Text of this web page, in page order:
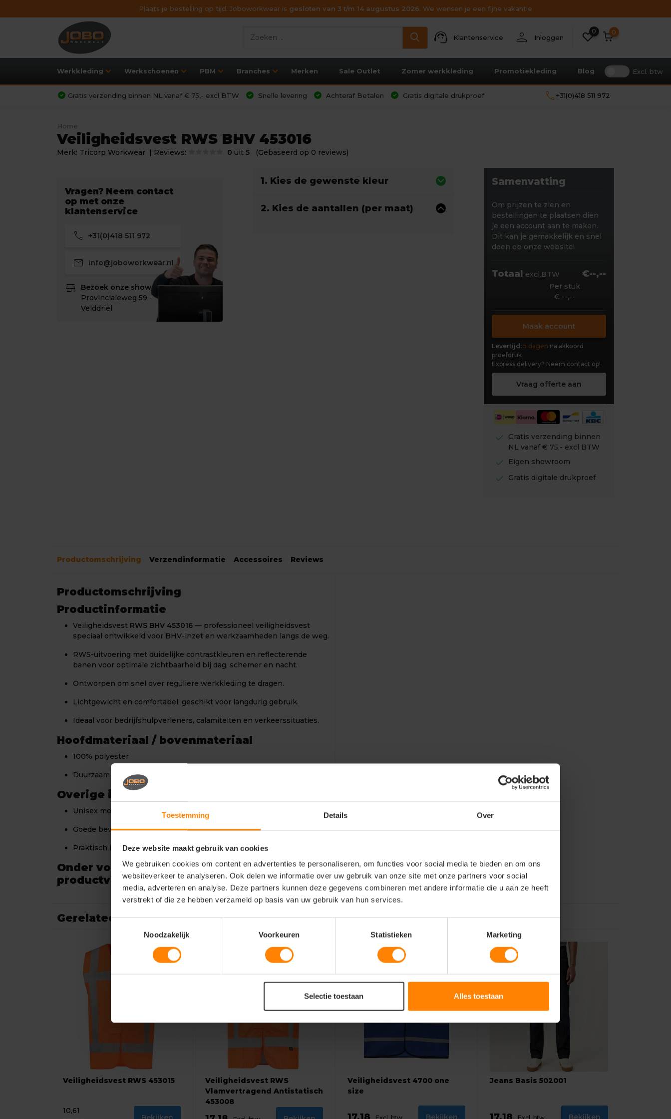
Toestemming Details Over
Deze website maakt gebruik van cookies
We gebruiken cookies om content en advertenties te personaliseren, om functies voor social media te bieden en om ons
websiteverkeer te analyseren. Ook delen we informatie over uw gebruik van onze site met onze partners voor social
media, adverteren en analyse. Deze partners kunnen deze gegevens combineren met andere informatie die u aan ze heeft
verstrekt of die ze hebben verzameld op basis van uw gebruik van hun services.
Toestemmingsselectie
Noodzakelijk
Voorkeuren Statistieken Marketing
Selectie toestaan Alles toestaan
Plaats je bestelling op tijd. Joboworkwear is gesloten van 3 t/m 14 augustus 2026. We wensen je een fijne vakantie
support_agent Klantenservice person Inloggen
0 0
Werkkleding Werkschoenen PBM Branches Merken Sale Outlet Zomer werkkleding Promotiekleding Blog Excl. btw
Gratis verzending binnen NL vanaf € 75,- excl BTW Snelle levering Achteraf Betalen Gratis digitale drukproef call +31(0)418 511 972
Home
Veiligheidsvest RWS BHV 453016
Merk: Tricorp Workwear | Reviews: 0 uit 5 (Gebaseerd op 0 reviews)
Vragen? Neem contact
op met onze
klantenservice
call +31(0)418 511 972
mail info@joboworkwear.nl
store
Bezoek onze showroom:
Provincialeweg 59 -
Velddriel
1. Kies de gewenste kleur
2. Kies de aantallen (per maat)
Samenvatting
Om prijzen te zien en
bestellingen te plaatsen dien
je een account aan te maken.
Dit kan je gemakkelijk en snel
doen op onze website!
Totaal excl.BTW €--,--
Per stuk
€ --,--
Maak account
Levertijd: 5 dagen na akkoord
proefdruk
Express delivery? Neem contact op!
Vraag offerte aan
check
Gratis verzending binnen
NL vanaf € 75,- excl BTW
check Eigen showroom
check Gratis digitale drukproef
Productomschrijving Verzendinformatie Accessoires Reviews
Productomschrijving
Productinformatie
Veiligheidsvest RWS BHV 453016 — professioneel veiligheidsvest
speciaal ontwikkeld voor BHV-inzet en werkzaamheden langs de weg.
RWS-uitvoering met duidelijke contrastkleuren en reflecterende
banen voor optimale zichtbaarheid bij dag, schemer en nacht.
Ontworpen om snel over reguliere werkkleding te dragen.
Lichtgewicht en comfortabel, geschikt voor langdurig gebruik.
Ideaal voor bedrijfshulpverleners, calamiteiten en verkeerssituaties.
Hoofdmateriaal / bovenmateriaal
100% polyester
Duurzaam en onderhoudsvriendelijk materiaal
Overige informatie
Unisex model.
Goede bewegingsvrijheid door ruime pasvorm.
Praktisch inzetbaar bij noodsituaties en veiligheidswerkzaamheden.
Onder voorbehoud van
productveranderingen.
Gerelateerde producten
Veiligheidsvest RWS 453015
10,61
Veiligheidsvest RWS
Vlamvertragend Antistatisch
453008
Veiligheidsvest 4700 one
size
Bekijken
Jeans Basis 502001
Bekijken